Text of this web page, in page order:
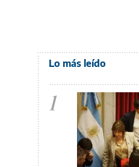
Lo más leído
1